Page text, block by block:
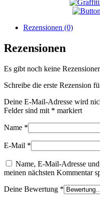
Rezensionen (0)
Rezensionen
Es gibt noch keine
Schreibe die erste Rezension
Deine E-Mail-Adresse wird
Felder sind mit * markiert
Name *
E-Mail *
Name, E-Mail-Adresse
meinen nächsten Kommentar
Deine Bewertung *